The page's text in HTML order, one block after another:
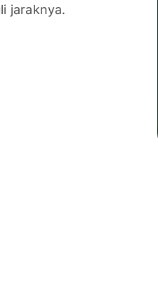
jaraknya.